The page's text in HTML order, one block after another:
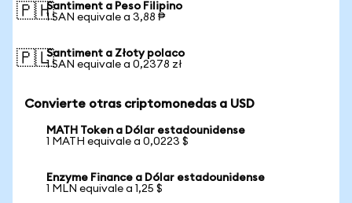
🇵🇭Santiment a Peso Filipino
1 SAN equivale a 3,88 ₱
🇵🇱Santiment a Złoty polaco
1 SAN equivale a 0,2378 zł
Convierte otras criptomonedas a USD
MATH Token a Dólar estadounidense
1 MATH equivale a 0,0223 $
Enzyme Finance a Dólar estadounidense
1 MLN equivale a 1,25 $